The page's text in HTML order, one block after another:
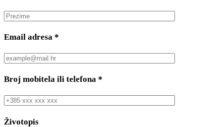
Email adresa *
Broj mobitela ili telefona *
Životopis